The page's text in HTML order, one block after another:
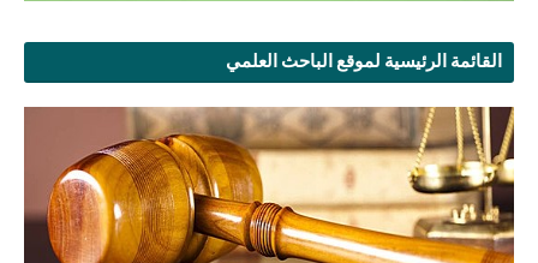
القائمة الرئيسية لموقع الباحث العلمي